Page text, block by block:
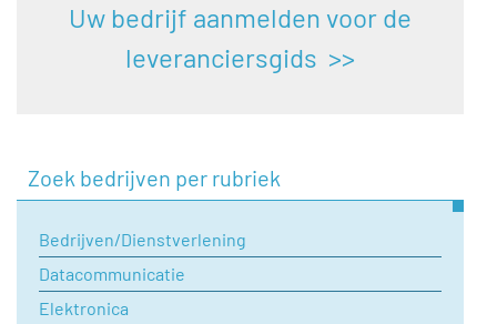
Uw bedrijf aanmelden voor de
leveranciersgids >>
Zoek bedrijven per rubriek
Bedrijven/Dienstverlening
Datacommunicatie
Elektronica